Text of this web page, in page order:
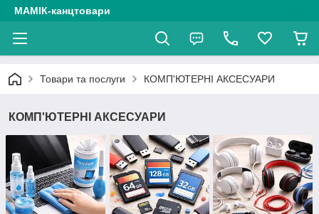
МАМІК-канцтовари
Товари та послуги КОМП'ЮТЕРНІ АКСЕСУАРИ
КОМП'ЮТЕРНІ АКСЕСУАРИ